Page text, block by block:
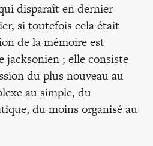
disparaît en dernier
si toutefois cela était
de la mémoire est
jacksonien ; elle consiste
du plus nouveau au
au simple, du
du moins organisé au